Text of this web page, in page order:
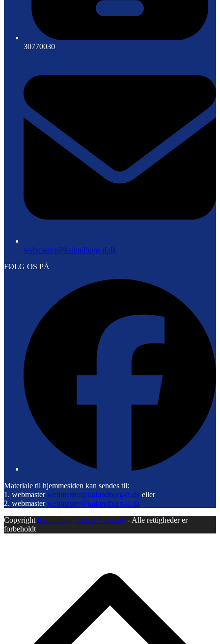
30770030
webmaster@kalundborg-if.dk
FØLG OS PÅ
Materiale til hjemmesiden kan sendes til:
1. webmasterwebmaster@kalundborg-if.dk eller
2. webmasterwebmaster@kalundborg-if.dk
Copyright Kalundborg Idræts Forening - Alle rettigheder er
forbeholdt